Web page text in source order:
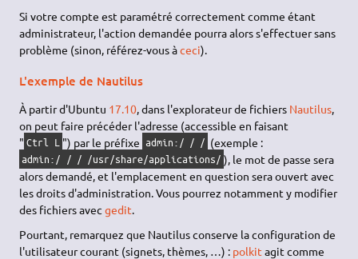
Si votre compte est paramétré correctement comme étant
administrateur, l'action demandée pourra alors s'effectuer sans
problème (sinon, référez-vous àceci).
L'exemple de Nautilus
À partir d'Ubuntu 17.10, dans l'explorateur de fichiers Nautilus,
on peut faire précéder l'adresse (accessible en faisant
" Ctrl L ") par le préfixe admin:/ / / (exemple :
admin:/ / / /usr/share/applications/ ), le mot de passe sera
alors demandé, et l'emplacement en question sera ouvert avec
les droits d'administration. Vous pourrez notamment y modifier
des fichiers avecgedit.
Pourtant, remarquez que Nautilus conserve la configuration de
l'utilisateur courant (signets, thèmes, …) : polkit agit comme